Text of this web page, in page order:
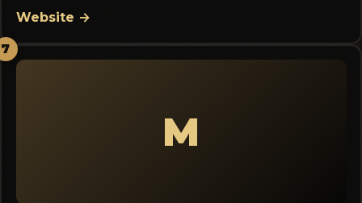
Website →
7
M